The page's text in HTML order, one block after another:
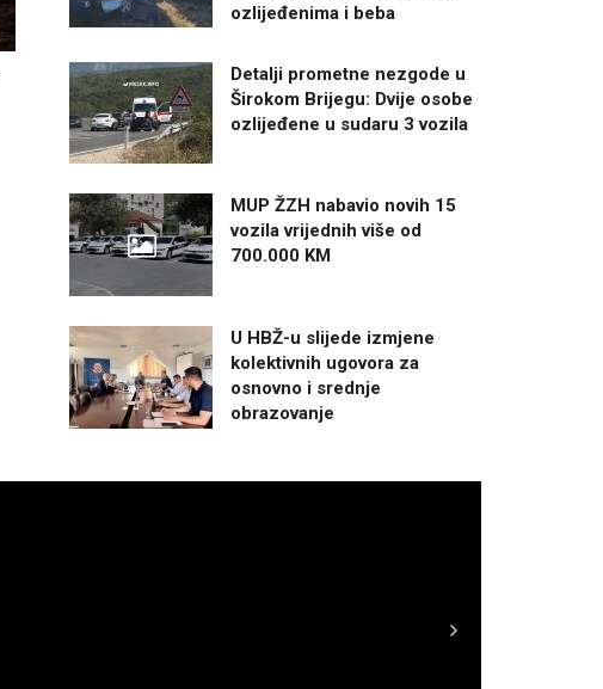
ozlijeđenima i beba
Detalji prometne nezgode u
Širokom Brijegu: Dvije osobe
ozlijeđene u sudaru 3 vozila
MUP ŽZH nabavio novih 15
vozila vrijednih više od
700.000 KM
U HBŽ-u slijede izmjene
kolektivnih ugovora za
osnovno i srednje
obrazovanje